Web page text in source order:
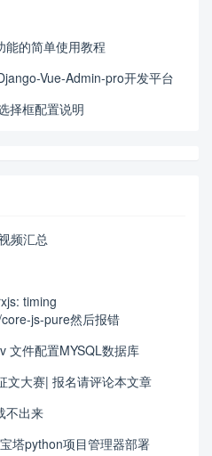
能的简单使用教程
Vue-Admin-pro开发平台
择框配置说明
频汇总
timing
js-pure然后报错
文件配置MYSQL数据库
文大赛| 报名请评论本文章
不出来
塔python项目管理器部署